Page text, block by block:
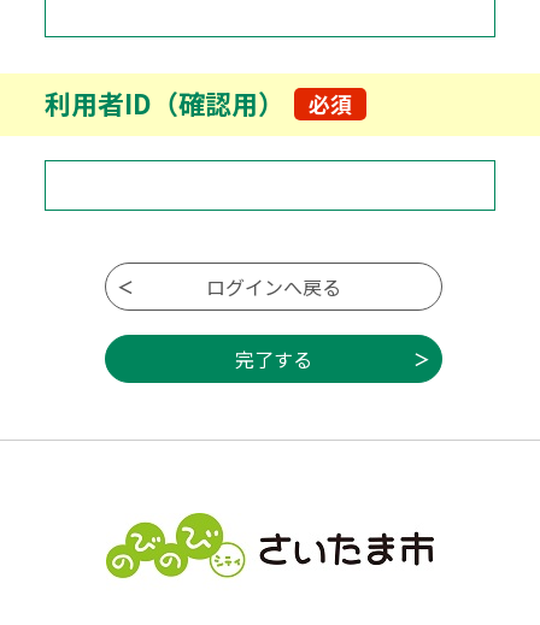
利用者ID（確認用） 必須